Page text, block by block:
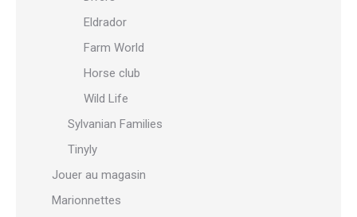
Eldrador
Farm World
Horse club
Wild Life
Sylvanian Families
Tinyly
Jouer au magasin
Marionnettes